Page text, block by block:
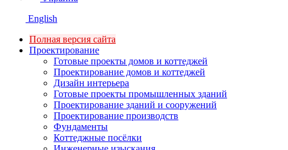
English
Полная версия сайта
Проектирование
Готовые проекты домов и коттеджей
Проектирование домов и коттеджей
Дизайн интерьера
Готовые проекты промышленных зданий
Проектирование зданий и сооружений
Проектирование производств
Фундаменты
Коттеджные посёлки